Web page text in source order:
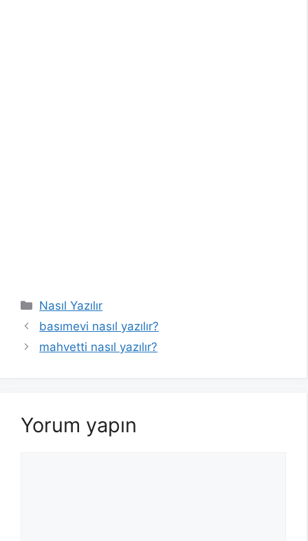
Kategoriler
Nasıl Yazılır
basımevi nasıl yazılır?
mahvetti nasıl yazılır?
Yorum yapın